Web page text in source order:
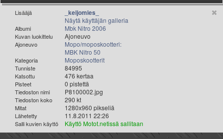
MUUT
VIP-jäsenyys
Paidat ja vaatteet
Suunnittele oma paita
Palaute
Kevytversio
Lisääjä _keijomies_
Näytä käyttäjän galleria
Albumi Mbk Nitro 2006
Kuvan luokittelu Ajoneuvo
Ajoneuvo
Mopo/moposkootteri:
MBK Nitro 50
Kategoria Moposkootterit
Tunniste 84995
Katsottu 476 kertaa
Pisteet 0 pistettä
Tiedoston nimi P8100002.jpg
Tiedoston koko 290 kt
Mitat 1280x960 pikseliä
Lähetetty 11.8.2011 22:26
Salli kuvien käyttö Käyttö Motot.netissä sallitaan